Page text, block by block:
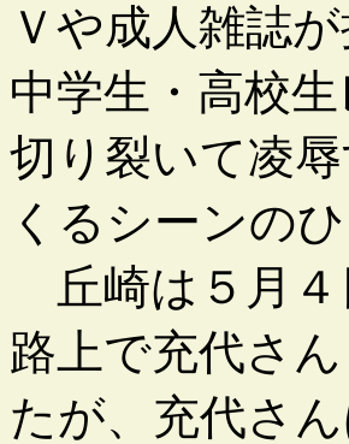
Ｖや成人雑誌
中学生・高校
切り裂いて凌
くるシーンの
丘崎は５月４
路上で充代さ
たが、充代さ